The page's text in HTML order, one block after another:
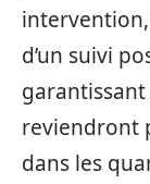
d’un suivi
reviendront
dans les